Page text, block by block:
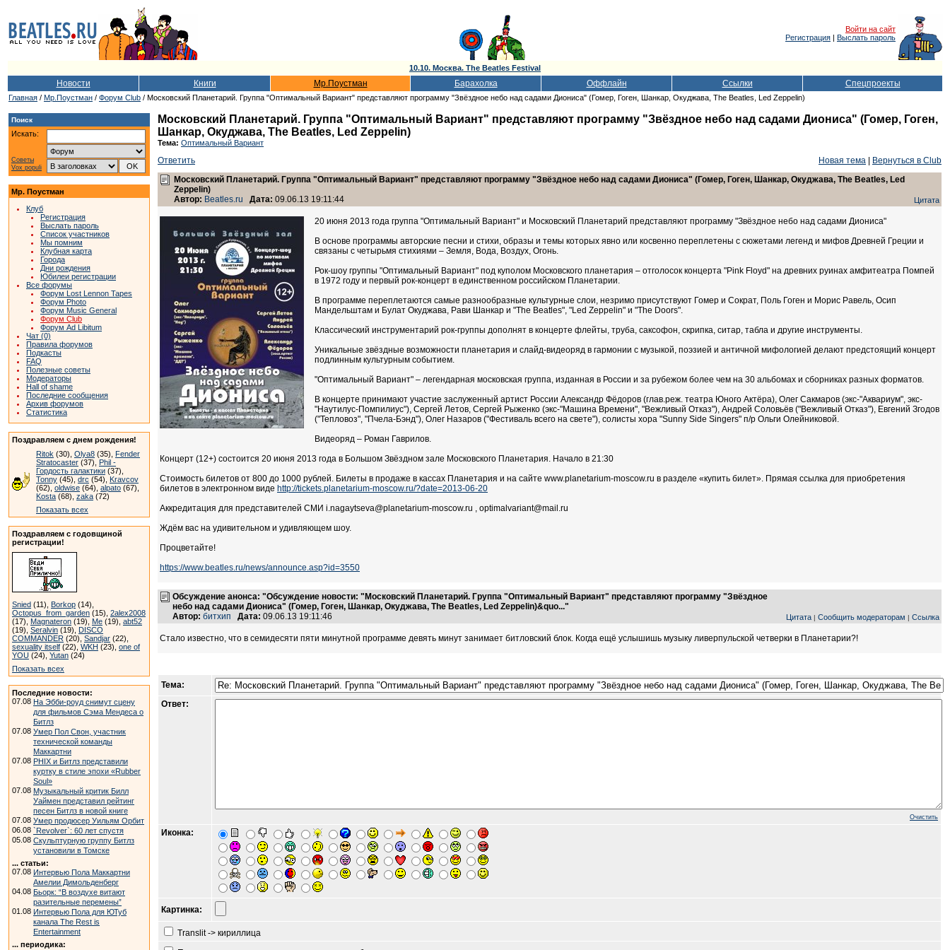
Войти на сайт
Регистрация | Выслать пароль
10.10. Москва. The Beatles Festival
Новости Книги Мр.Поустман Барахолка Оффлайн Ссылки Спецпроекты
Главная / Мр.Поустман / Форум Club / Московский Планетарий. Группа "Оптимальный Вариант" представляют программу "Звёздное небо над садами Диониса" (Гомер, Гоген, Шанкар, Окуджава, The Beatles, Led Zeppelin)
Поиск
Искать:
Советы
Vox populi
Мр. Поустман
Клуб
Регистрация
Выслать пароль
Список участников
Мы помним
Клубная карта
Города
Дни рождения
Юбилеи регистрации
Все форумы
Форум Lost Lennon Tapes
Форум Photo
Форум Music General
Форум Club
Форум Ad Libitum
Чат (0)
Правила форумов
Подкасты
FAQ
Полезные советы
Модераторы
Hall of shame
Последние сообщения
Архив форумов
Статистика
Поздравляем с днем рождения!
Ritok (30), Olya8 (35), Fender
Stratocaster (37), Phil -
Гордость галактики (37),
Tonny (45), drc (54), Kravcov
(62), oldwise (64), alpato (67),
Kosta (68), zaka (72)
Показать всех
Поздравляем с годовщиной
регистрации!
Snied (11), Borkop (14),
Octopus_from_garden (15), 2alex2008
(17), Magnateron (19), Me (19), abt52
(19), Seralvin (19), DISCO
COMMANDER (20), Sandjar (22),
sexuality itself (22), WKH (23), one of
YOU (24), Yutan (24)
Показать всех
Последние новости:
07.08 На Эбби-роуд снимут сцену
для фильмов Сэма Мендеса о
Битлз
07.08 Умер Пол Свон, участник
технической команды
Маккартни
07.08 PHIX и Битлз представили
куртку в стиле эпохи «Rubber
Soul»
07.08 Музыкальный критик Билл
Уаймен представил рейтинг
песен Битлз в новой книге
07.08 Умер продюсер Уильям Орбит
06.08 `Revolver`: 60 лет спустя
05.08 Скульптурную группу Битлз
установили в Томске
... статьи:
07.08 Интервью Пола Маккартни
Амелии Димольденберг
04.08 Бьорк: “В воздухе витают
разительные перемены”
01.08 Интервью Пола для ЮТуб
канала The Rest is
Entertainment
... периодика:
Московский Планетарий. Группа "Оптимальный Вариант" представляют программу "Звёздное небо над садами Диониса" (Гомер, Гоген,
Шанкар, Окуджава, The Beatles, Led Zeppelin)
Тема: Оптимальный Вариант
Ответить Новая тема
Вернуться в Club
Московский Планетарий. Группа "Оптимальный Вариант" представляют программу "Звёздное небо над садами Диониса" (Гомер, Гоген, Шанкар, Окуджава, The Beatles, Led
Zeppelin)
Автор: Beatles.ru Дата: 09.06.13 19:11:44 Цитата
20 июня 2013 года группа "Оптимальный Вариант" и Московский Планетарий представляют программу "Звёздное небо над садами Диониса"
В основе программы авторские песни и стихи, образы и темы которых явно или косвенно переплетены с сюжетами легенд и мифов Древней Греции и
связаны с четырьмя стихиями – Земля, Вода, Воздух, Огонь.
Рок-шоу группы "Оптимальный Вариант" под куполом Московского планетария – отголосок концерта "Pink Floyd" на древних руинах амфитеатра Помпей
в 1972 году и первый рок-концерт в единственном российском Планетарии.
В программе переплетаются самые разнообразные культурные слои, незримо присутствуют Гомер и Сократ, Поль Гоген и Морис Равель, Осип
Мандельштам и Булат Окуджава, Рави Шанкар и "The Beatles", "Led Zeppelin" и "The Doors".
Классический инструментарий рок-группы дополнят в концерте флейты, труба, саксофон, скрипка, ситар, табла и другие инструменты.
Уникальные звёздные возможности планетария и слайд-видеоряд в гармонии с музыкой, поэзией и античной мифологией делают предстоящий концерт
подлинным культурным событием.
"Оптимальный Вариант" – легендарная московская группа, изданная в России и за рубежом более чем на 30 альбомах и сборниках разных форматов.
В концерте принимают участие заслуженный артист России Александр Фёдоров (глав.реж. театра Юного Актёра), Олег Сакмаров (экс-"Аквариум", экс-
"Наутилус-Помпилиус"), Сергей Летов, Сергей Рыженко (экс-"Машина Времени", "Вежливый Отказ"), Андрей Соловьёв ("Вежливый Отказ"), Евгений Згодов
("Тепловоз", "Пчела-Бэнд"), Олег Назаров ("Фестиваль всего на свете"), солисты хора "Sunny Side Singers" п/р Ольги Олейниковой.
Видеоряд – Роман Гаврилов.
Концерт (12+) состоится 20 июня 2013 года в Большом Звёздном зале Московского Планетария. Начало в 21:30
Стоимость билетов от 800 до 1000 рублей. Билеты в продаже в кассах Планетария и на сайте www.planetarium-moscow.ru в разделе «купить билет». Прямая ссылка для приобретения
билетов в электронном виде http://tickets.planetarium-moscow.ru/?date=2013-06-20
Аккредитация для представителей СМИ i.nagaytseva@planetarium-moscow.ru , optimalvariant@mail.ru
Ждём вас на удивительном и удивляющем шоу.
Процветайте!
https://www.beatles.ru/news/announce.asp?id=3550
Обсуждение анонса: "Обсуждение новости: "Московский Планетарий. Группа "Оптимальный Вариант" представляют программу "Звёздное
небо над садами Диониса" (Гомер, Гоген, Шанкар, Окуджава, The Beatles, Led Zeppelin)&quo..."
Автор: битхип Дата: 09.06.13 19:11:46 Цитата | Сообщить модераторам | Ссылка
Стало известно, что в семидесяти пяти минутной программе девять минут занимает битловский блок. Когда ещё услышишь музыку ливерпульской четверки в Планетарии?!
Тема:
Ответ:
Очистить
Иконка:
Картинка:
Translit -> кириллица